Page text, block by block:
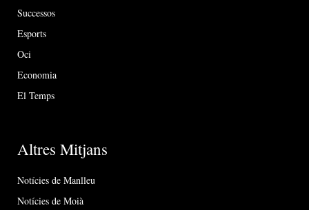
Successos
Esports
Oci
Economia
El Temps
Altres Mitjans
Notícies de Manlleu
Notícies de Moià